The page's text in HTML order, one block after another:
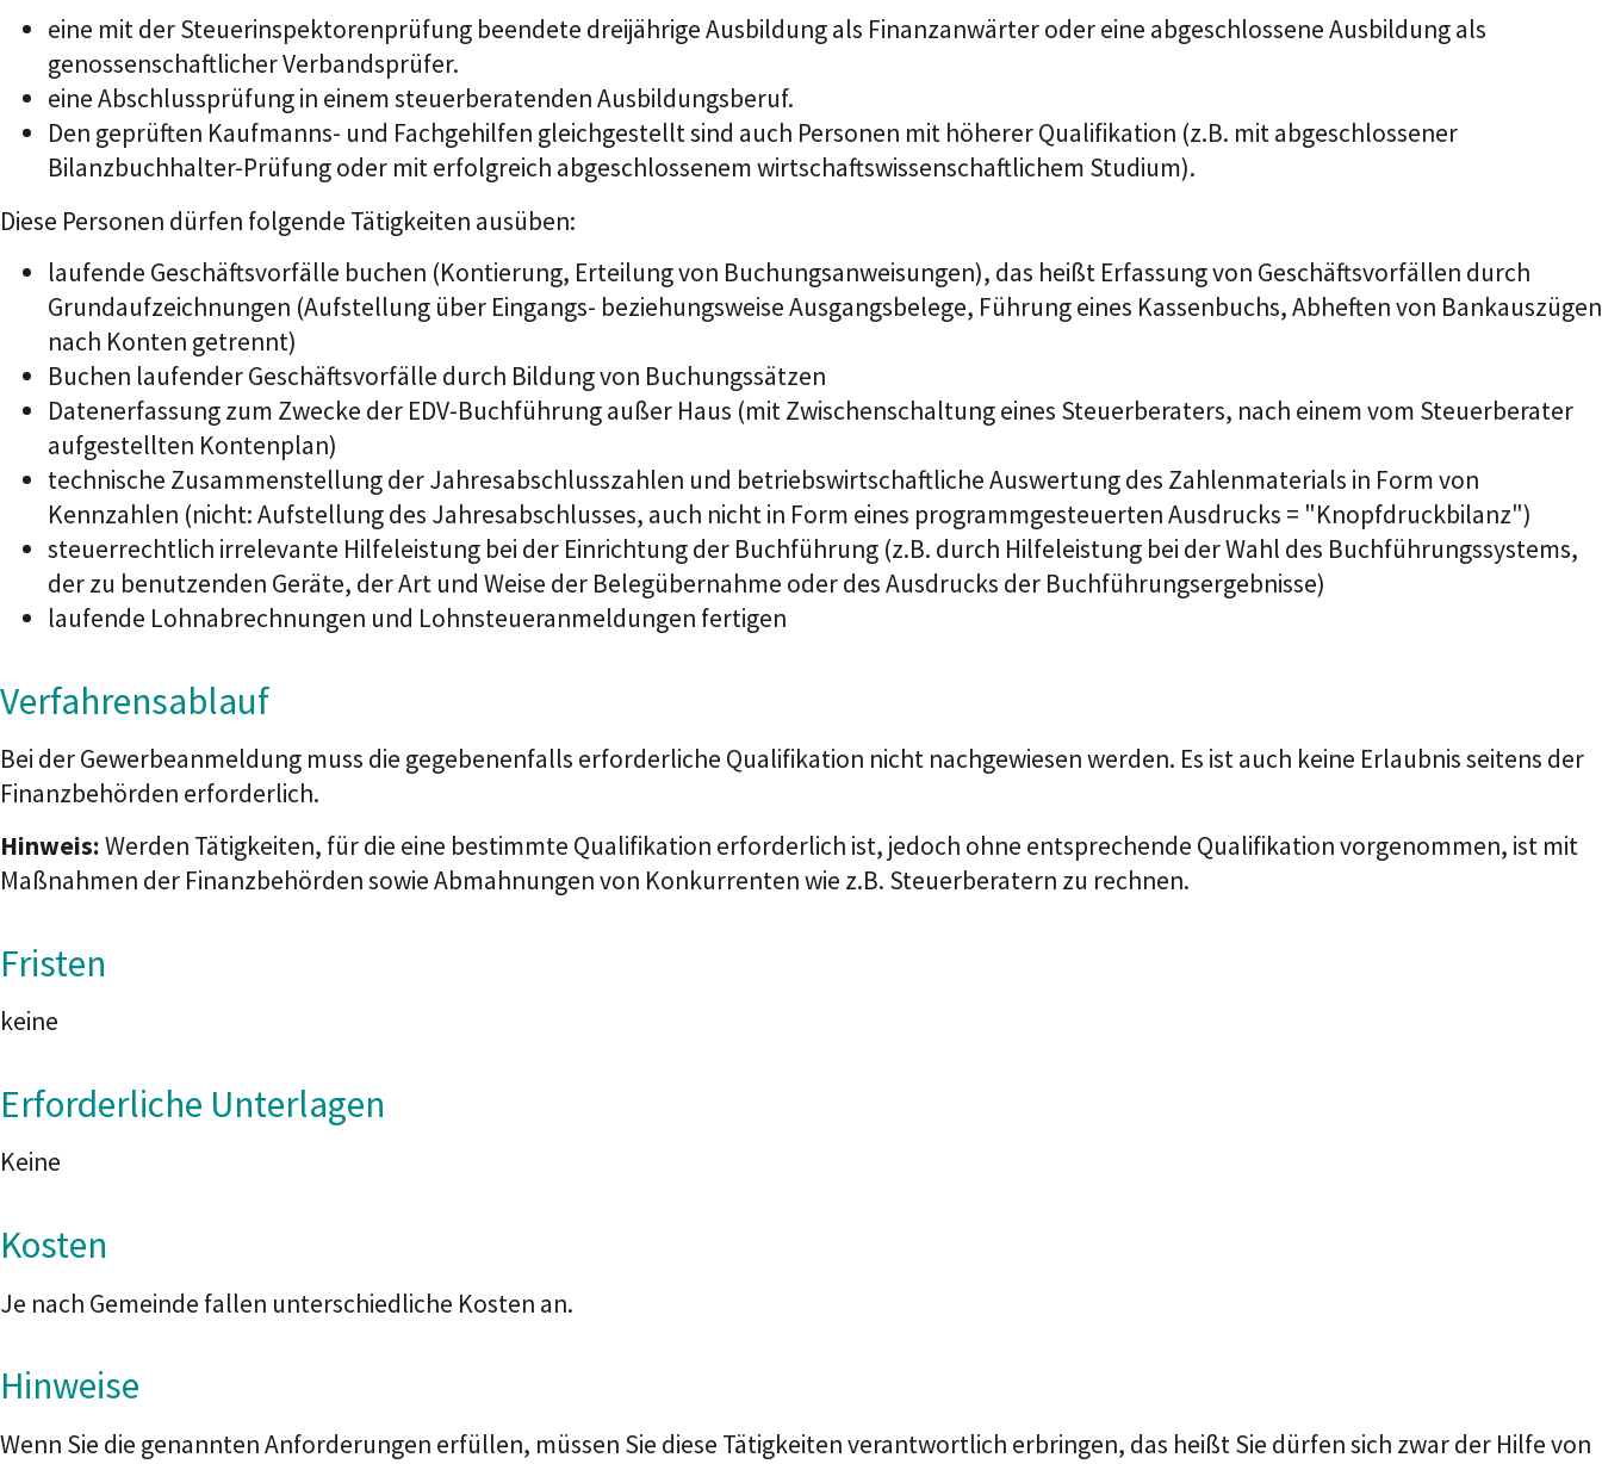
eine mit der Steuerinspektorenprüfung beendete dreijährige Ausbildung als Finanzanwärter oder eine abgeschlossene Ausbildung als
genossenschaftlicher Verbandsprüfer.
eine Abschlussprüfung in einem steuerberatenden Ausbildungsberuf.
Den geprüften Kaufmanns- und Fachgehilfen gleichgestellt sind auch Personen mit höherer Qualifikation (z.B. mit abgeschlossener
Bilanzbuchhalter-Prüfung oder mit erfolgreich abgeschlossenem wirtschaftswissenschaftlichem Studium).
Diese Personen dürfen folgende Tätigkeiten ausüben:
laufende Geschäftsvorfälle buchen (Kontierung, Erteilung von Buchungsanweisungen), das heißt Erfassung von Geschäftsvorfällen durch
Grundaufzeichnungen (Aufstellung über Eingangs- beziehungsweise Ausgangsbelege, Führung eines Kassenbuchs, Abheften von Bankauszügen
nach Konten getrennt)
Buchen laufender Geschäftsvorfälle durch Bildung von Buchungssätzen
Datenerfassung zum Zwecke der EDV-Buchführung außer Haus (mit Zwischenschaltung eines Steuerberaters, nach einem vom Steuerberater
aufgestellten Kontenplan)
technische Zusammenstellung der Jahresabschlusszahlen und betriebswirtschaftliche Auswertung des Zahlenmaterials in Form von
Kennzahlen (nicht: Aufstellung des Jahresabschlusses, auch nicht in Form eines programmgesteuerten Ausdrucks = "Knopfdruckbilanz")
steuerrechtlich irrelevante Hilfeleistung bei der Einrichtung der Buchführung (z.B. durch Hilfeleistung bei der Wahl des Buchführungssystems,
der zu benutzenden Geräte, der Art und Weise der Belegübernahme oder des Ausdrucks der Buchführungsergebnisse)
laufende Lohnabrechnungen und Lohnsteueranmeldungen fertigen
Verfahrensablauf
Bei der Gewerbeanmeldung muss die gegebenenfalls erforderliche Qualifikation nicht nachgewiesen werden. Es ist auch keine Erlaubnis seitens der
Finanzbehörden erforderlich.
Hinweis:Werden Tätigkeiten, für die eine bestimmte Qualifikation erforderlich ist, jedoch ohne entsprechende Qualifikation vorgenommen, ist mit
Maßnahmen der Finanzbehörden sowie Abmahnungen von Konkurrenten wie z.B. Steuerberatern zu rechnen.
Fristen
keine
Erforderliche Unterlagen
Keine
Kosten
Je nach Gemeinde fallen unterschiedliche Kosten an.
Hinweise
Wenn Sie die genannten Anforderungen erfüllen, müssen Sie diese Tätigkeiten verantwortlich erbringen, das heißt Sie dürfen sich zwar der Hilfe von